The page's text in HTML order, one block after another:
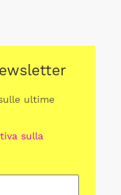
ultime
sulla